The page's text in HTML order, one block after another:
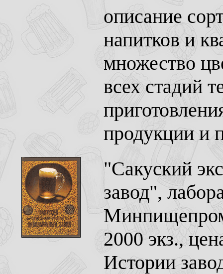
описание
напитков и
множество
всех стадий
продукции и
"Сакуский
завод",
2000 экз.,
Истории